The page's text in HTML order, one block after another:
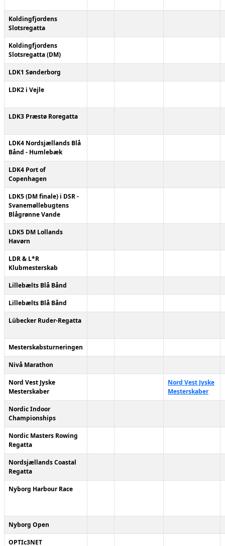
Koldingfjordens
Slotsregatta
Koldingfjordens
Slotsregatta (DM)
LDK1 Sønderborg
LDK2 i Vejle
LDK3 Præstø Roregatta
LDK4 Nordsjællands Blå
Bånd - Humlebæk
LDK4 Port of
Copenhagen
LDK5 (DM finale) i DSR -
Svanemøllebugtens
Blågrønne Vande
LDK5 DM Lollands
Havørn
LDR & L*R
Klubmesterskab
Lillebælts Blå Bånd
Lillebælts Blå Bånd
Lübecker Ruder-Regatta
Mesterskabsturneringen
Nivå Marathon
Nord Vest Jyske
Mesterskaber
Nord Vest Jyske
Mesterskaber
Nordic Indoor
Championships
Nordic Masters Rowing
Regatta
Nordsjællands Coastal
Regatta
Nyborg Harbour Race
Nyborg Open
OPTIc3NET